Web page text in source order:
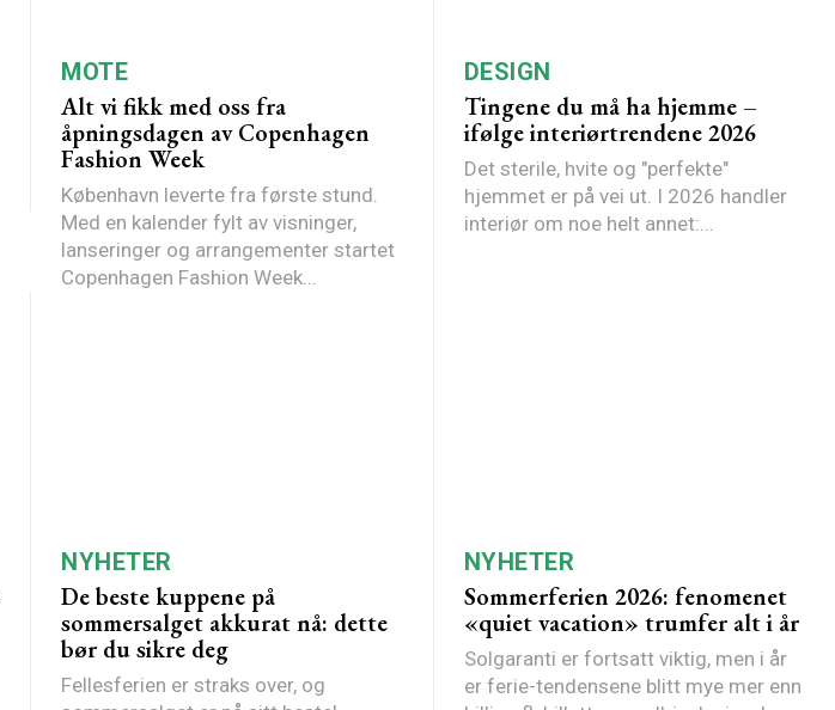
MOTE
Alt vi fikk med oss fra
åpningsdagen av Copenhagen
Fashion Week
København leverte fra første stund.
Med en kalender fylt av visninger,
lanseringer og arrangementer startet
Copenhagen Fashion Week...
DESIGN
Tingene du må ha hjemme –
ifølge interiørtrendene 2026
Det sterile, hvite og "perfekte"
hjemmet er på vei ut. I 2026 handler
interiør om noe helt annet:...
NYHETER
De beste kuppene på
sommersalget akkurat nå: dette
bør du sikre deg
Fellesferien er straks over, og
NYHETER
Sommerferien 2026: fenomenet
«quiet vacation» trumfer alt i år
Solgaranti er fortsatt viktig, men i år
er ferie-tendensene blitt mye mer enn